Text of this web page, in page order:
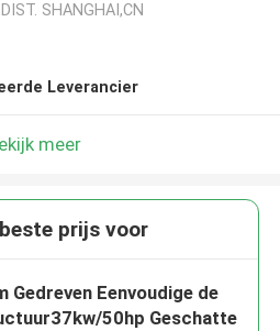
SHANGHAI,CN
Leverancier
meer
prijs voor
Gedreven Eenvoudige de
50hp Geschatte